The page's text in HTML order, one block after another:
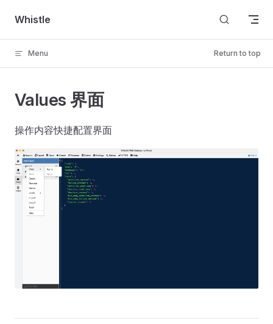
Skip to content
Whistle
Menu Return to top
Values 界面
操作内容快捷配置界面